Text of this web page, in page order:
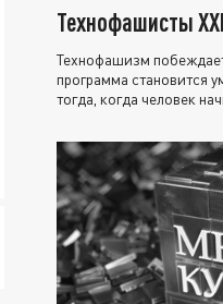
Технофашисты
Технофашизм
программа становится
тогда, когда человек